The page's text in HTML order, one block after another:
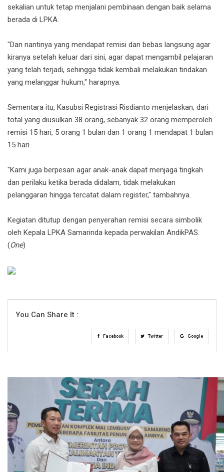
sekalian untuk tetap menjalani pembinaan dengan baik selama
berada di LPKA.
"Dan nantinya yang mendapat remisi dan bebas langsung agar
kiranya setelah keluar dari sini, agar dapat mengambil pelajaran
yang telah terjadi, sehingga tidak kembali melakukan tindakan
yang melanggar hukum," harapnya.
Sementara itu, Kasubsi Registrasi Risdianto menjelaskan, dari
total yang diusulkan 38 orang, sebanyak 32 orang memperoleh
remisi 15 hari, 5 orang 1 bulan dan 1 orang 1 mendapat 1 bulan
15 hari.
"Kami juga berpesan agar anak-anak dapat menjaga tingkah
dan perilaku ketika berada didalam, tidak melakukan
pelanggaran hingga tercatat dalam register," tambahnya.
Kegiatan ditutup dengan penyerahan remisi secara simbolik
oleh Kepala LPKA Samarinda kepada perwakilan AndikPAS.
(One)
You Can Share It :
Facebook Twitter Google